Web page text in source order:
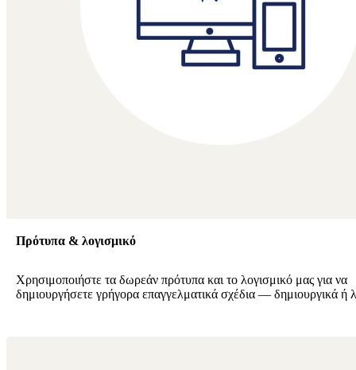
Πρότυπα & λογισμικό
Χρησιμοποιήστε τα δωρεάν πρότυπα και το λογισμικό μας για να
δημιουργήσετε γρήγορα επαγγελματικά σχέδια — δημιουργικά ή